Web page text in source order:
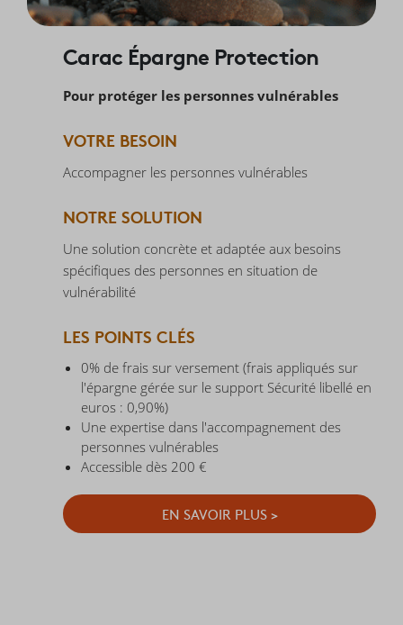
Carac Épargne Protection
Pour protéger les personnes vulnérables
VOTRE BESOIN
Accompagner les personnes vulnérables
NOTRE SOLUTION
Une solution concrète et adaptée aux besoins
spécifiques des personnes en situation de
vulnérabilité
LES POINTS CLÉS
0% de frais sur versement (frais appliqués sur
l'épargne gérée sur le support Sécurité libellé en
euros : 0,90%)
Une expertise dans l'accompagnement des
personnes vulnérables
Accessible dès 200 €
EN SAVOIR PLUS >